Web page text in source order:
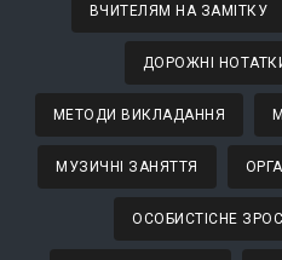
ВЧИТЕЛЯМ НА ЗАМІТКУ
ДОРОЖНІ
МЕТОДИ ВИКЛАДАННЯ
МУЗИЧНІ ЗАНЯТТЯ
ОСОБИСТІСНЕ